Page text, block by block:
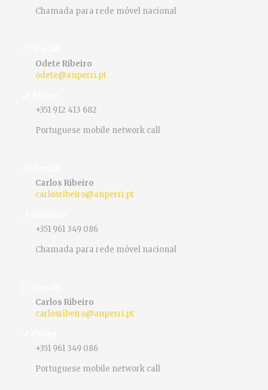
Chamada para rede móvel nacional
Odete Ribeiro
odete@anperri.pt
+351 912 413 682
Portuguese mobile network call
Carlos Ribeiro
carlosribeiro@anperri.pt
+351 961 349 086
Chamada para rede móvel nacional
Carlos Ribeiro
carlosribeiro@anperri.pt
+351 961 349 086
Portuguese mobile network call